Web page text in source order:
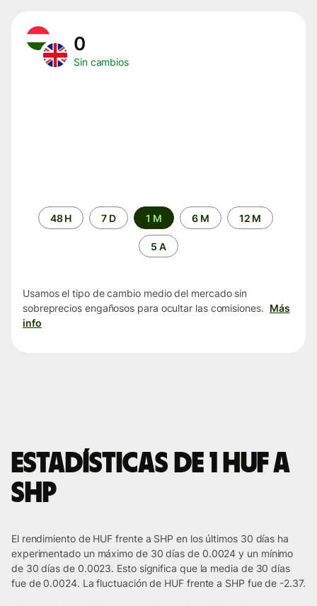
0
Sin cambios
Periodo48 H 7 D 1 M 6 M 12 M
5 A
Usamos el tipo de cambio medio del mercado sin
sobreprecios engañosos para ocultar las comisiones. Más
info
Estadísticas de 1 HUF a
SHP
El rendimiento de HUF frente a SHP en los últimos 30 días ha
experimentado un máximo de 30 días de 0.0024 y un mínimo
de 30 días de 0.0023. Esto significa que la media de 30 días
fue de 0.0024. La fluctuación de HUF frente a SHP fue de -2.37.